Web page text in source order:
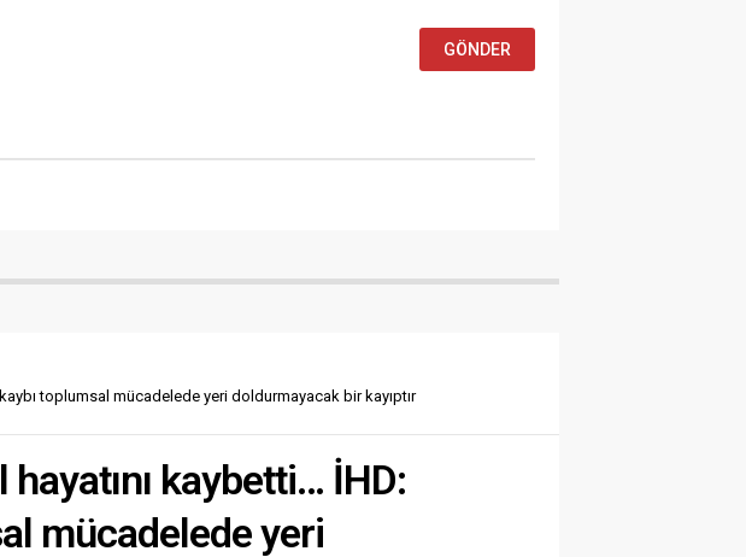
toplumsal mücadelede yeri doldurmayacak bir kayıptır
kaybetti… İHD:
mücadelede yeri